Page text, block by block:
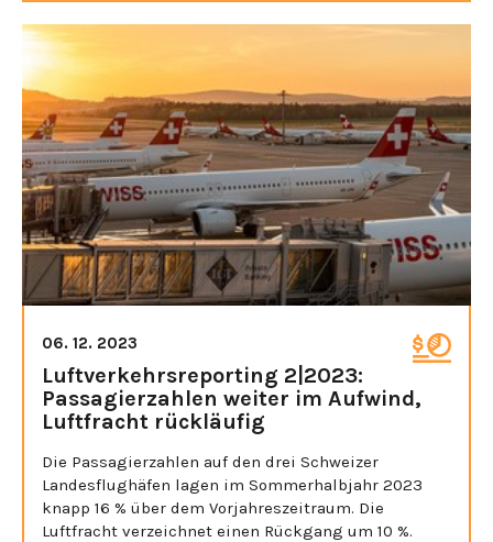
06. 12. 2023
Luftverkehrsreporting 2|2023:
Passagierzahlen weiter im Aufwind,
Luftfracht rückläufig
Die Passagierzahlen auf den drei Schweizer
Landesflughäfen lagen im Sommerhalbjahr 2023
knapp 16 % über dem Vorjahreszeitraum. Die
Luftfracht verzeichnet einen Rückgang um 10 %.